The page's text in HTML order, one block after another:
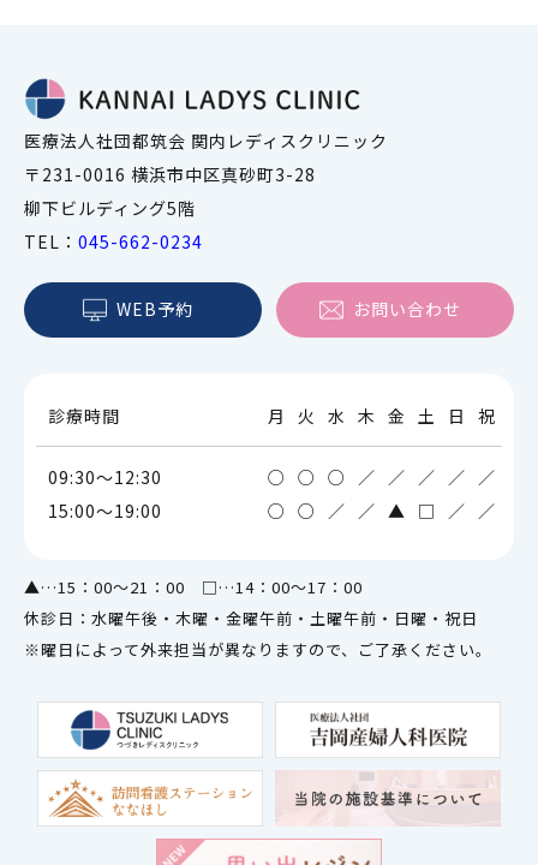
医療法人社団都筑会 関内レディスクリニック
〒231-0016 横浜市中区真砂町3-28
柳下ビルディング5階
TEL： 045-662-0234
WEB予約 お問い合わせ
診療時間 月 火 水 木 金 土 日 祝
09:30～12:30 ○ ○ ○ ／ ／ ／ ／ ／
15:00～19:00
○ ○ ／ ／ ▲ □ ／ ／
▲…15：00～21：00 □…14：00～17：00
休診日：水曜午後・木曜・金曜午前・土曜午前・日曜・祝日
※曜日によって外来担当が異なりますので、ご了承ください。